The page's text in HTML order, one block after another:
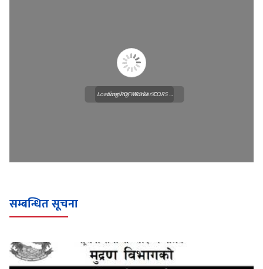
Loading WEBGL 3D ...
Loading PDF Worker CORS ...
सम्बन्धित सूचना